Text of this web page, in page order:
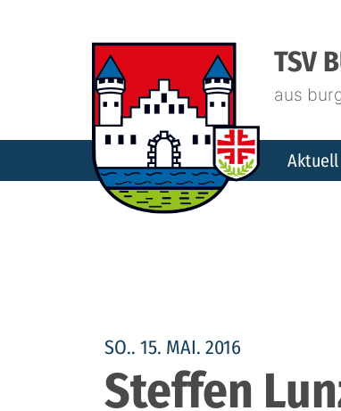
TSV
aus
Aktuell
SO.. 15. MAI. 2016
Steffen